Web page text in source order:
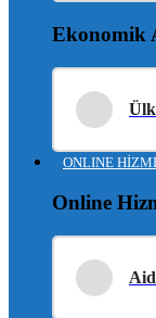
Ekonomik
ONLINE
Online